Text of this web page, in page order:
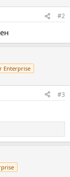
#2
Enterprise
#3